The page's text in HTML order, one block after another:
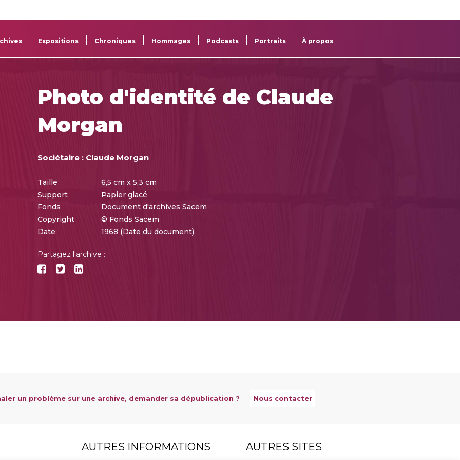
Sacem
projets
Sacem
des œuvres
Expositions Chroniques Hommages Podcasts Portraits À propos
Photo d'identité de Claude
Morgan
Sociétaire : Claude Morgan
Taille
6,5 cm x 5,3 cm
Support
Papier glacé
Fonds
Document d'archives Sacem
Copyright
© Fonds Sacem
Date
1968 (Date du document)
Partagez l'archive :
un problème sur une archive, demander sa dépublication ? Nous contacter
AUTRES INFORMATIONS AUTRES SITES